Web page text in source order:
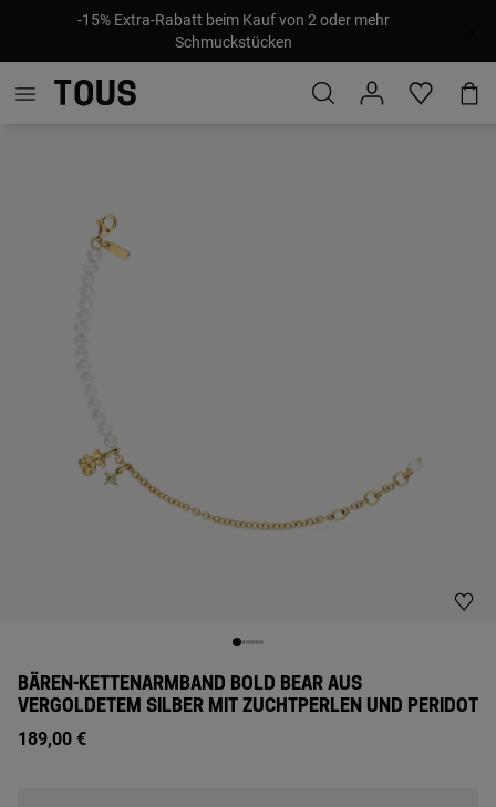
-15% Extra-Rabatt beim Kauf von 2 oder mehr
Schmuckstücken
BÄREN-KETTENARMBAND BOLD BEAR AUS
VERGOLDETEM SILBER MIT ZUCHTPERLEN UND PERIDOT
189,00 €